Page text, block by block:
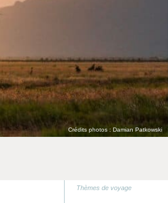
Crédits photos : Damian Patkowski
Thèmes de voyage